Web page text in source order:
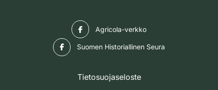
Agricola-verkko
Suomen Historiallinen Seura
Tietosuojaseloste